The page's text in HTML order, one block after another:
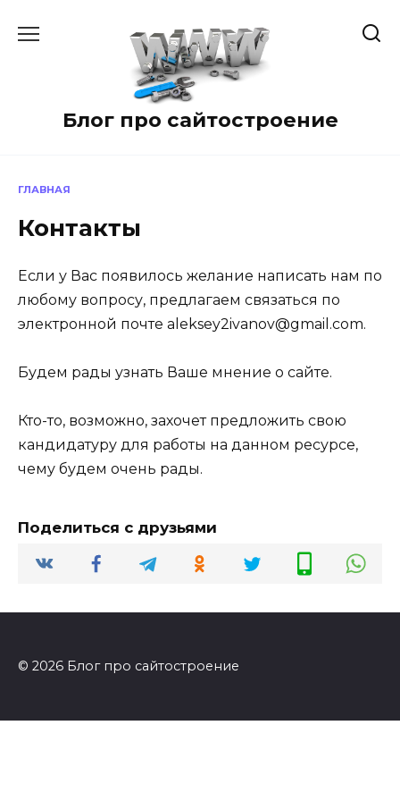
Блог про сайтостроение
ГЛАВНАЯ
Контакты
Если у Вас появилось желание написать нам по
любому вопросу, предлагаем связаться по
электронной почте aleksey2ivanov@gmail.com.
Будем рады узнать Ваше мнение о сайте.
Кто-то, возможно, захочет предложить свою
кандидатуру для работы на данном ресурсе,
чему будем очень рады.
Поделиться с друзьями
© 2026 Блог про сайтостроение